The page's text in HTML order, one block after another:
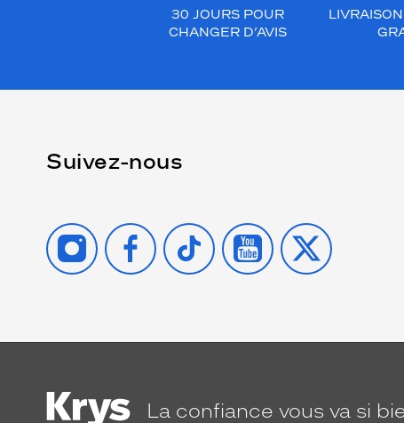
30 JOURS POUR
CHANGER D’AVIS
Suivez-nous
INSTAGRAMFACEBOOK
TIKTOK YOUTUBE
X
La confiance vous va si